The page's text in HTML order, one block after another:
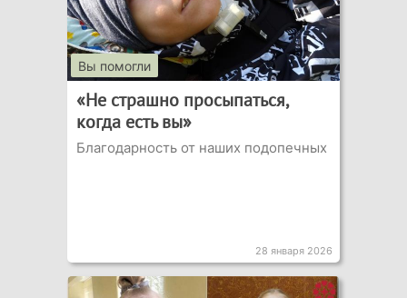
Вы помогли
«Не страшно просыпаться,
когда есть вы»
Благодарность от наших подопечных
28 января 2026